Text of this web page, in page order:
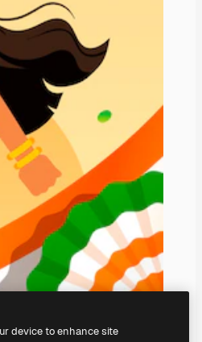
device to enhance site